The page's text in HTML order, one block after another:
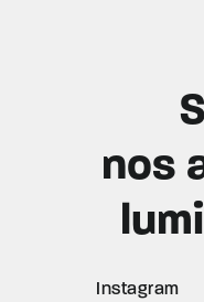
nos
Instagram